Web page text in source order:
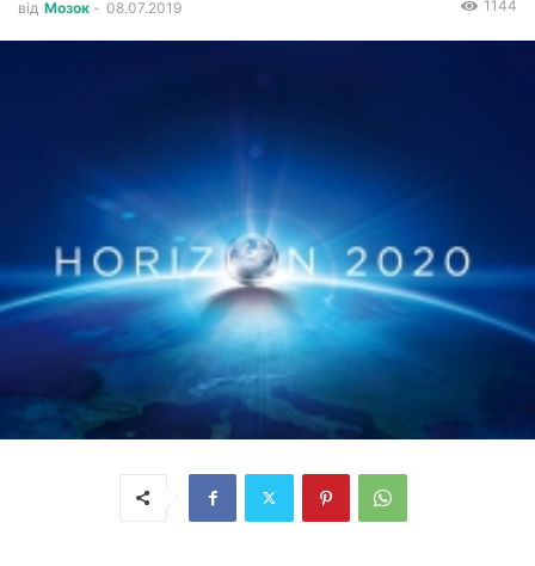
від Мозок - 08.07.2019 1144